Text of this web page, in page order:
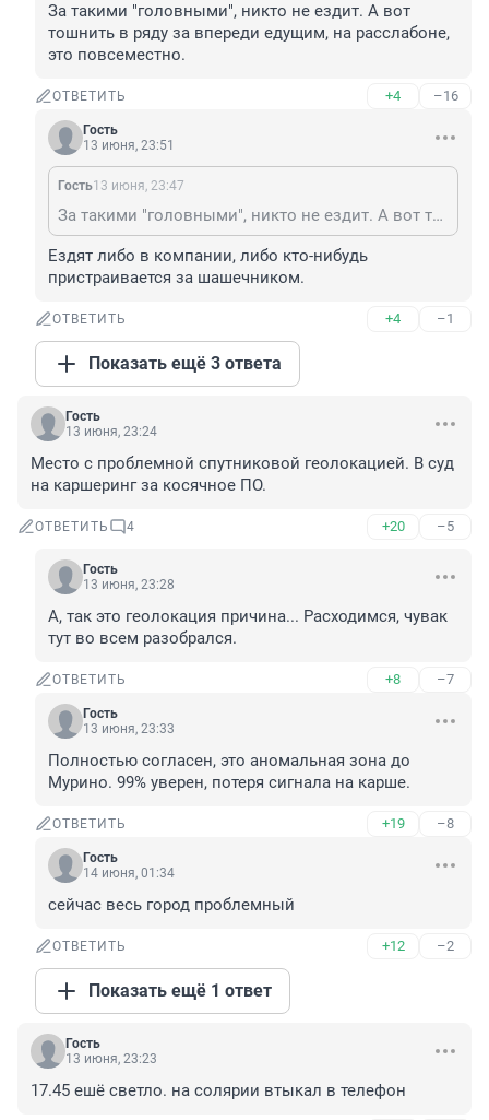
За такими "головными", никто не ездит. А вот
тошнить в ряду за впереди едущим, на расслабоне,
это повсеместно.
ОТВЕТИТЬ +4 –16
Гость
13 июня, 23:51
Гость13 июня, 23:47
За такими "головными", никто не ездит. А вот тошнить в ряду за впереди едущим, на расслабоне, это повсеместно.
Ездят либо в компании, либо кто-нибудь
пристраивается за шашечником.
ОТВЕТИТЬ +4 –1
Показать ещё 3 ответа
Гость
13 июня, 23:24
Место с проблемной спутниковой геолокацией. В суд
на каршеринг за косячное ПО.
ОТВЕТИТЬ 4 +20 –5
Гость
13 июня, 23:28
А, так это геолокация причина... Расходимся, чувак
тут во всем разобрался.
ОТВЕТИТЬ +8 –7
Гость
13 июня, 23:33
Полностью согласен, это аномальная зона до
Мурино. 99% уверен, потеря сигнала на карше.
ОТВЕТИТЬ +19 –8
Гость
14 июня, 01:34
сейчас весь город проблемный
ОТВЕТИТЬ +12 –2
Показать ещё 1 ответ
Гость
13 июня, 23:23
17.45 ешё светло. на солярии втыкал в телефон